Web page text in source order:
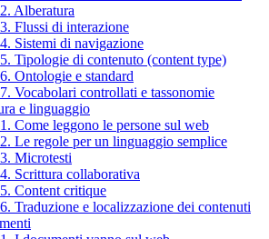
Alberatura
Flussi di interazione
Sistemi di navigazione
Tipologie di contenuto (content type)
Ontologie e standard
Vocabolari controllati e tassonomie
e linguaggio
Come leggono le persone sul web
Le regole per un linguaggio semplice
Microtesti
Scrittura collaborativa
Content critique
Traduzione e localizzazione dei contenuti